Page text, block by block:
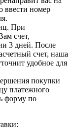
ввести номер
При
счет,
3 дней. После
счет, наша
удобное для
покупки
платежного
форму по